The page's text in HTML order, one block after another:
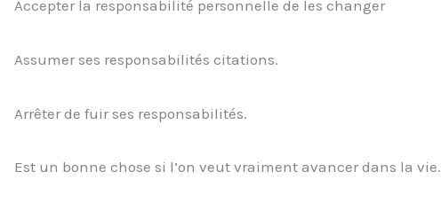
Accepter la responsabilité personnelle de les changer
Assumer ses responsabilités citations.
Arrêter de fuir ses responsabilités.
Est un bonne chose si l’on veut vraiment avancer dans la vie.